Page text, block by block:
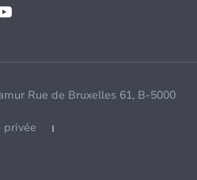
Rue de Bruxelles 61, B-5000
privée